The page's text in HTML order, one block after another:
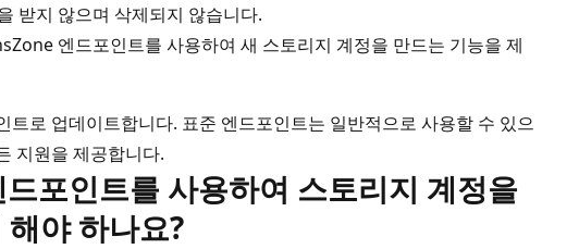
받지 않으며 삭제되지 않습니다.
엔드포인트를 사용하여 새 스토리지 계정을 만드는 기능을 제
트로 업데이트합니다. 표준 엔드포인트는 일반적으로 사용할 수 있으
지원을 제공합니다.
포인트를 사용하여 스토리지 계정을
야 하나요?